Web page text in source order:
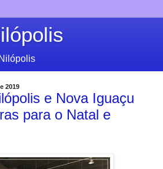
2019
e Nova Iguaçu
para o Natal e